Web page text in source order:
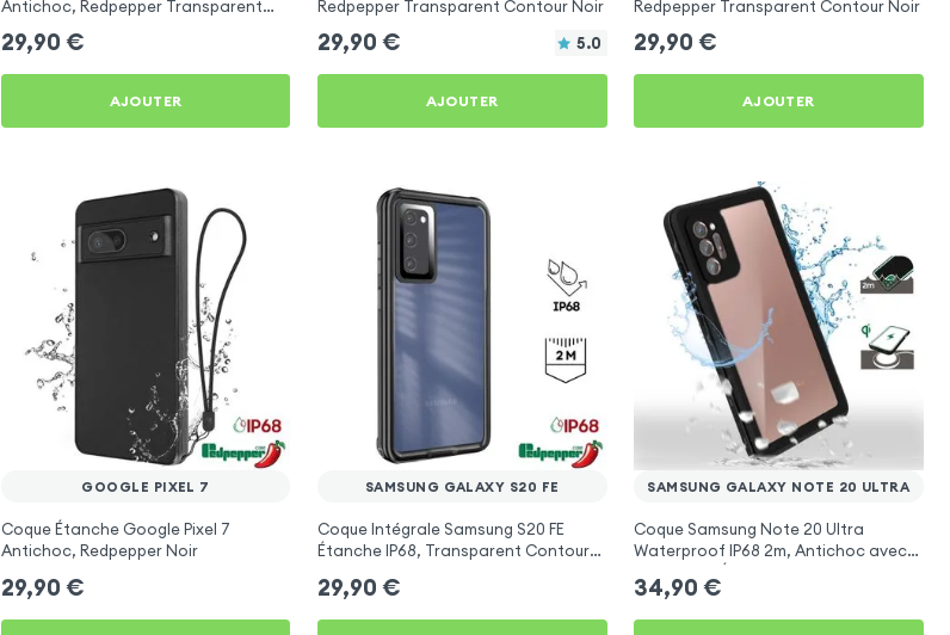
Antichoc, Redpepper Transparent
29,90 €
AJOUTER
Redpepper Transparent Contour Noir
29,90 € 5.0
AJOUTER
Redpepper Transparent Contour Noir
29,90 €
AJOUTER
GOOGLE PIXEL 7
Coque Étanche Google Pixel 7
Antichoc, Redpepper Noir
29,90 €
SAMSUNG GALAXY S20 FE
Coque Intégrale Samsung S20 FE
Étanche IP68, Transparent Contour
29,90 €
SAMSUNG GALAXY NOTE 20 ULTRA
Coque Samsung Note 20 Ultra
Waterproof IP68 2m, Antichoc avec
34,90 €